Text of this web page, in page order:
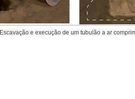
Escavação e execução de um tubulão a ar